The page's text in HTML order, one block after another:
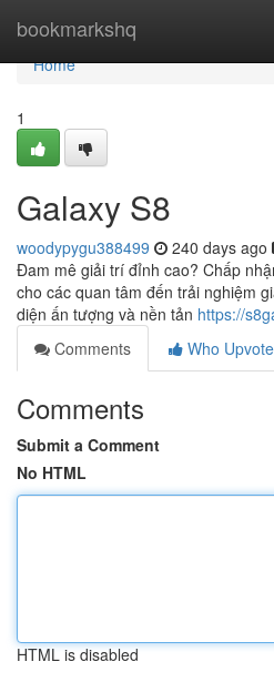
bookmarkshq
Home
Home
1
Galaxy S8
woodypygu388499 240 days ago
Đam mê giải trí đỉnh cao? Chấp
cho các quan tâm đến trải nghiệm
diện ấn tượng và nền tản https://
Comments
Who
Comments
Submit a Comment
No HTML
HTML is disabled